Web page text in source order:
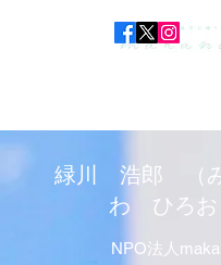
緑川 浩郎 （
わ ひろお
NPO法人